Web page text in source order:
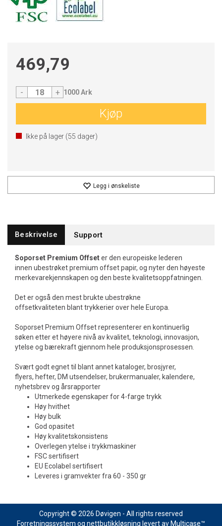
469,79
- + 1000 Ark
Kjøp
Ikke på lager (55 dager)
Legg i ønskeliste
Beskrivelse Support
Soporset Premium Offseter den europeiske lederen
innen ubestrøket premium offset papir, og nyter den høyeste
merkevarekjennskapen og den beste kvalitetsoppfatningen.
Det er også den mest brukte ubestrøkne
offsetkvaliteten blant trykkerier over hele Europa.
Soporset Premium Offset representerer en kontinuerlig
søken etter et høyere nivå av kvalitet, teknologi, innovasjon,
ytelse og bærekraft gjennom hele produksjonsprosessen.
Svært godt egnet til blant annet kataloger, brosjyrer,
flyers, hefter, DM utsendelser, brukermanualer, kalendere,
nyhetsbrev og årsrapporter
Utmerkede egenskaper for 4-farge trykk
Høy hvithet
Høy bulk
God opasitet
Høy kvalitetskonsistens
Overlegen ytelse i trykkmaskiner
FSC sertifisert
EU Ecolabel sertifisert
Leveres i gramvekter fra 60 - 350 gr
Copyright © 2026 Døvigen - All rights reserved
Forretningssystem og nettbutikkløsning levert av Multicase™